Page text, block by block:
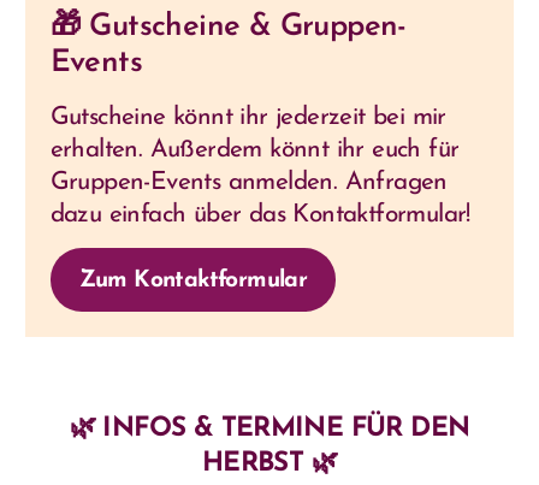
🎁 Gutscheine & Gruppen-
Events
Gutscheine könnt ihr jederzeit bei mir
erhalten. Außerdem könnt ihr euch für
Gruppen-Events anmelden. Anfragen
dazu einfach über das Kontaktformular!
Zum Kontaktformular
🌿 INFOS & TERMINE FÜR DEN
HERBST 🌿